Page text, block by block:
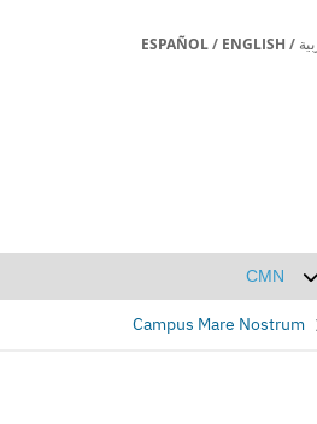
ESPAÑOL/ ENGLISH /
CMN
Campus Mare Nostrum